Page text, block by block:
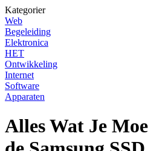
Kategorier
Web
Begeleiding
Elektronica
HET
Ontwikkeling
Internet
Software
Apparaten
Alles Wat Je